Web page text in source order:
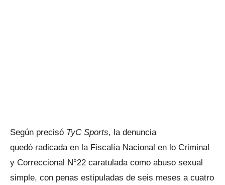
Según precisó TyC Sports, la denuncia
quedó radicada en la Fiscalía Nacional en lo Criminal
y Correccional N°22 caratulada como abuso sexual
simple, con penas estipuladas de seis meses a cuatro